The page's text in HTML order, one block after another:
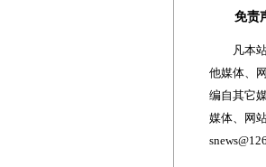
免责
凡本站
他媒体、
编自其它
媒体、网